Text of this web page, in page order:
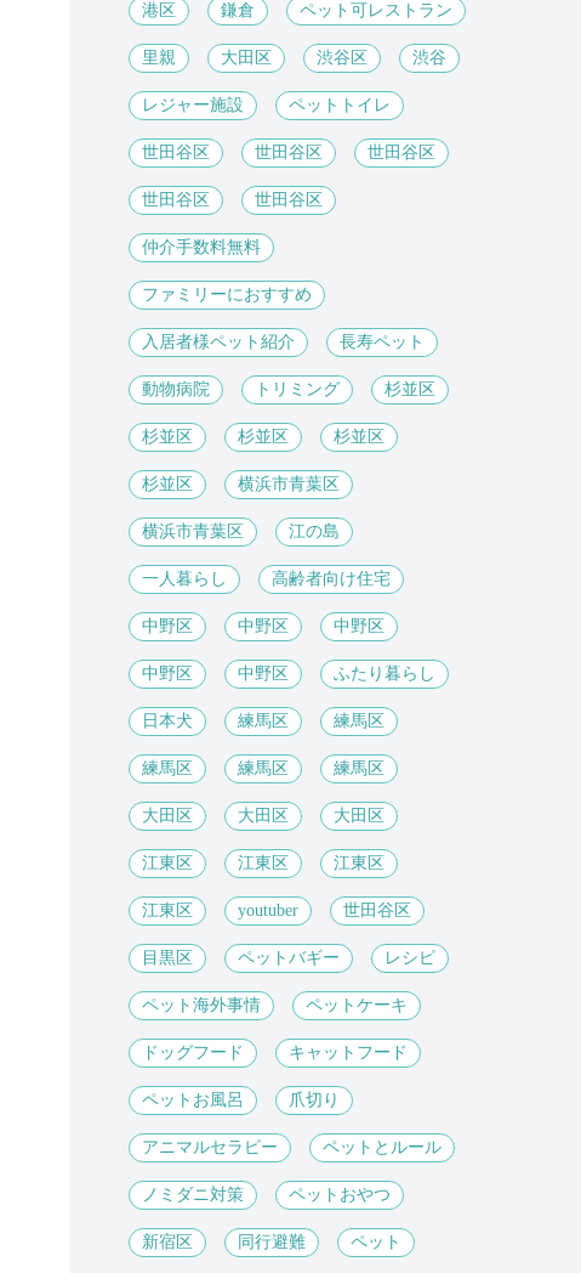
港区 鎌倉 ペット可レストラン
里親 大田区 渋谷区 渋谷
レジャー施設 ペットトイレ
世田谷区 世田谷区 世田谷区
世田谷区 世田谷区
仲介手数料無料
ファミリーにおすすめ
入居者様ペット紹介 長寿ペット
動物病院 トリミング 杉並区
杉並区 杉並区 杉並区
杉並区 横浜市青葉区
横浜市青葉区 江の島
一人暮らし 高齢者向け住宅
中野区 中野区 中野区
中野区 中野区 ふたり暮らし
日本犬 練馬区 練馬区
練馬区 練馬区 練馬区
大田区 大田区 大田区
江東区 江東区 江東区
江東区 youtuber 世田谷区
目黒区 ペットバギー レシピ
ペット海外事情 ペットケーキ
ドッグフード キャットフード
ペットお風呂 爪切り
アニマルセラピー ペットとルール
ノミダニ対策 ペットおやつ
新宿区 同行避難 ペット